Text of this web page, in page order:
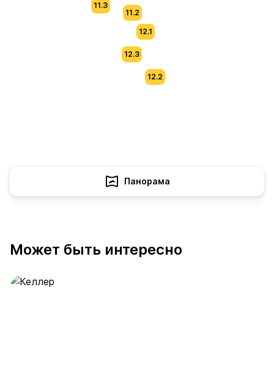
11.3
11.2
12.1
12.2
12.3
Панорама
Может быть интересно